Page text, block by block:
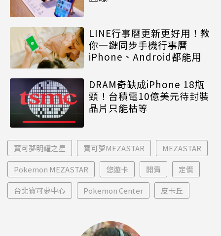
LINE行事曆更新更好用！教
你一鍵同步手機行事曆
iPhone、Android都能用
DRAM奇缺成iPhone 18瓶
頸！台積電10億美元待封裝
晶片只能枯等
寶可夢明耀之星 寶可夢MEZASTAR MEZASTAR
Pokemon MEZASTAR 悠遊卡 開賣 定價
台北寶可夢中心 Pokemon Center 皮卡丘